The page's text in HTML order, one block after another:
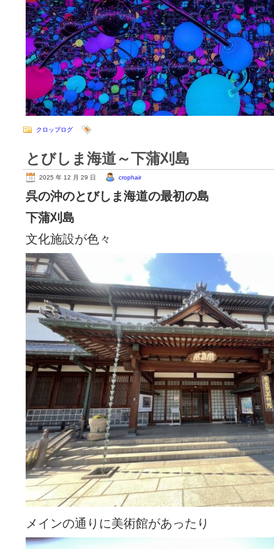
クロップログ
とびしま海道～下蒲刈島
2025 年 12 月 29 日 crophair
呉の沖のとびしま海道の最初の島
下蒲刈島
文化施設が色々
メインの通りに美術館があったり